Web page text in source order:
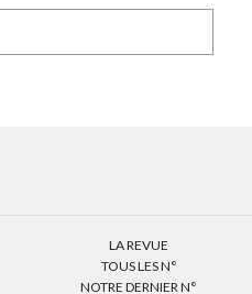
LA REVUE
TOUS LES N°
NOTRE DERNIER N°